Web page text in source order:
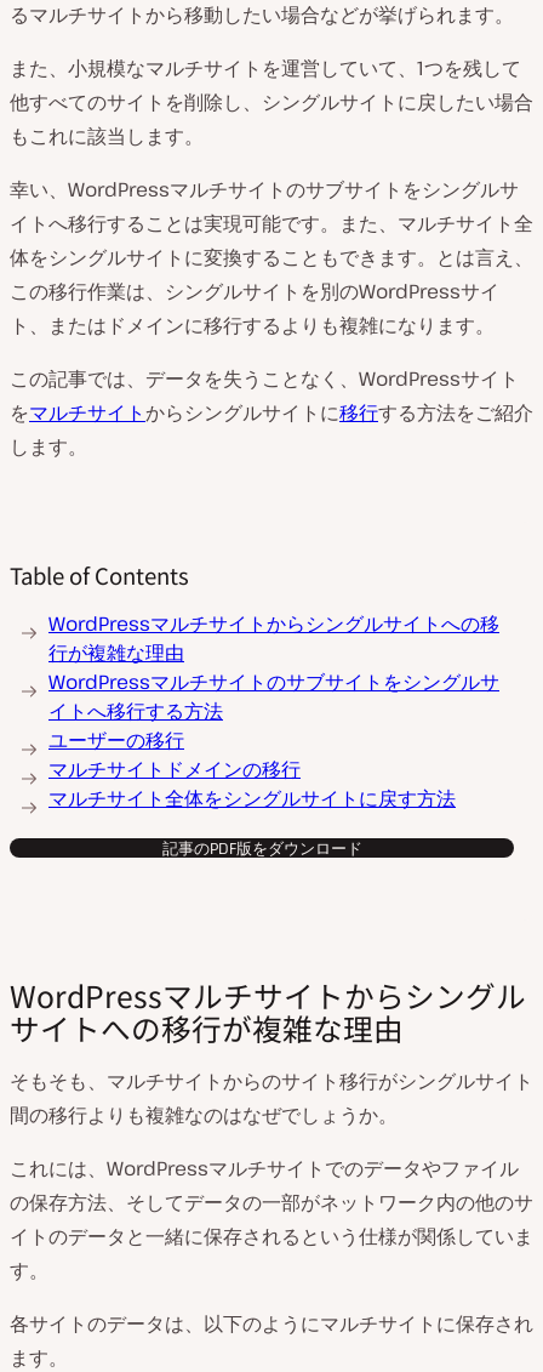
るマルチサイトから移動したい場合などが挙げられます。
また、小規模なマルチサイトを運営していて、1つを残して
他すべてのサイトを削除し、シングルサイトに戻したい場合
もこれに該当します。
幸い、WordPressマルチサイトのサブサイトをシングルサ
イトへ移行することは実現可能です。また、マルチサイト全
体をシングルサイトに変換することもできます。とは言え、
この移行作業は、シングルサイトを別のWordPressサイ
ト、またはドメインに移行するよりも複雑になります。
この記事では、データを失うことなく、WordPressサイト
をマルチサイトからシングルサイトに移行する方法をご紹介
します。
Table of Contents
WordPressマルチサイトからシングルサイトへの移
行が複雑な理由
WordPressマルチサイトのサブサイトをシングルサ
イトへ移行する方法
ユーザーの移行
マルチサイトドメインの移行
マルチサイト全体をシングルサイトに戻す方法
記事のPDF版をダウンロード
WordPressマルチサイトからシングル
サイトへの移行が複雑な理由
そもそも、マルチサイトからのサイト移行がシングルサイト
間の移行よりも複雑なのはなぜでしょうか。
これには、WordPressマルチサイトでのデータやファイル
の保存方法、そしてデータの一部がネットワーク内の他のサ
イトのデータと一緒に保存されるという仕様が関係していま
す。
各サイトのデータは、以下のようにマルチサイトに保存され
ます。